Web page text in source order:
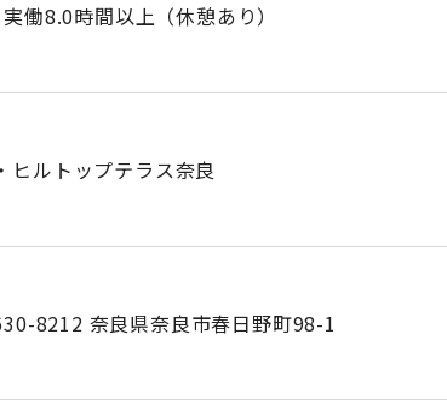
働8.0時間以上（休憩あり）
ヒルトップテラス奈良
8212 奈良県奈良市春日野町98-1